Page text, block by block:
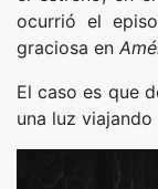
ocurrió el
graciosa en
El caso es que
una luz